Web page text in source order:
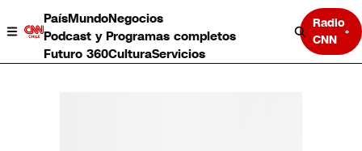
PaísMundoNegocios
Podcast y Programas completos
Futuro 360CulturaServicios
Radio
CNN